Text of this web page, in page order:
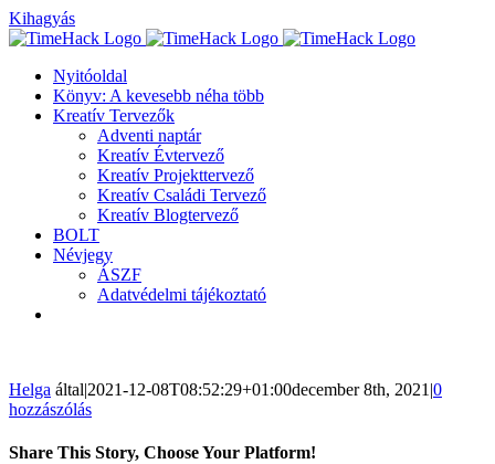
Kihagyás
Nyitóoldal
Könyv: A kevesebb néha több
Kreatív Tervezők
Adventi naptár
Kreatív Évtervező
Kreatív Projekttervező
Kreatív Családi Tervező
Kreatív Blogtervező
BOLT
Névjegy
ÁSZF
Adatvédelmi tájékoztató
Helga által|2021-12-08T08:52:29+01:00december 8th, 2021 |0
hozzászólás
Share This Story, Choose Your Platform!